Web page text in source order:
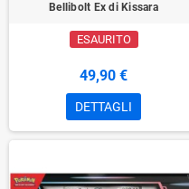
Bellibolt Ex di Kissara
ESAURITO
49,90 €
DETTAGLI